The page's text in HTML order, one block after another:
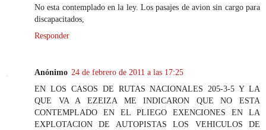
No esta contemplado en la ley. Los pasajes de avion sin cargo para
discapacitados,
Responder
Anónimo 24 de febrero de 2011 a las 17:25
EN LOS CASOS DE RUTAS NACIONALES 205-3-5 Y LA
QUE VA A EZEIZA ME INDICARON QUE NO ESTA
CONTEMPLADO EN EL PLIEGO EXENCIONES EN LA
EXPLOTACION DE AUTOPISTAS LOS VEHICULOS DE